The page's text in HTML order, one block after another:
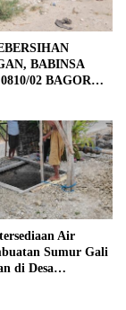
BABINSA
02 BAGOR
Air
Sumur Gali
di Desa